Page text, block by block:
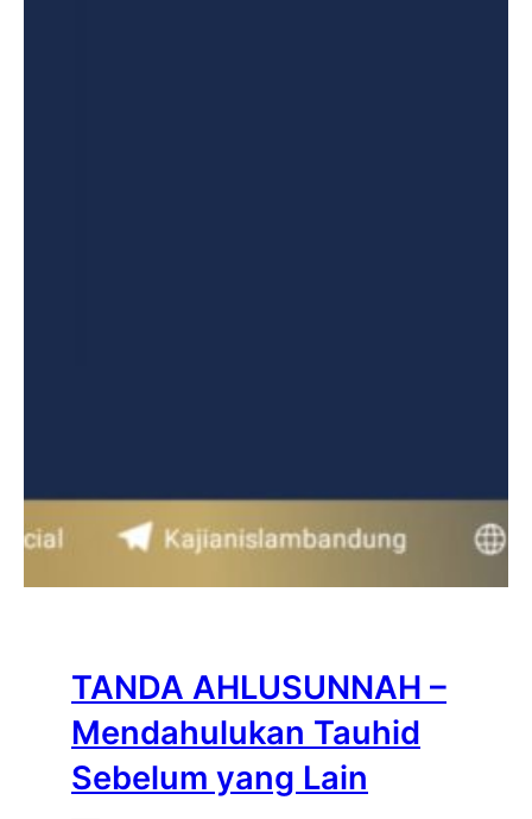
TANDA AHLUSUNNAH –
Mendahulukan Tauhid
Sebelum yang Lain